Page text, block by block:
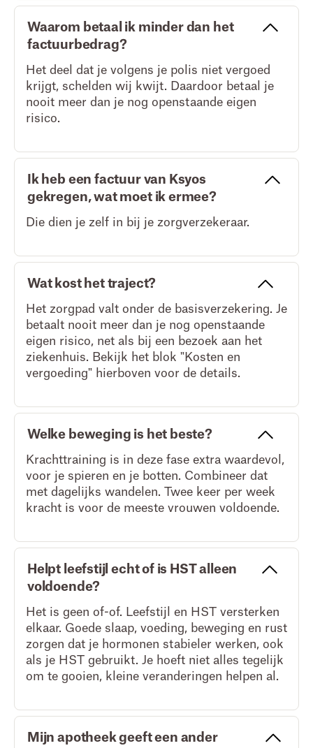
Waarom betaal ik minder dan het
factuurbedrag?
Het deel dat je volgens je polis niet vergoed
krijgt, schelden wij kwijt. Daardoor betaal je
nooit meer dan je nog openstaande eigen
risico.
Ik heb een factuur van Ksyos
gekregen, wat moet ik ermee?
Die dien je zelf in bij je zorgverzekeraar.
Wat kost het traject?
Het zorgpad valt onder de basisverzekering. Je
betaalt nooit meer dan je nog openstaande
eigen risico, net als bij een bezoek aan het
ziekenhuis. Bekijk het blok "Kosten en
vergoeding" hierboven voor de details.
Welke beweging is het beste?
Krachttraining is in deze fase extra waardevol,
voor je spieren en je botten. Combineer dat
met dagelijks wandelen. Twee keer per week
kracht is voor de meeste vrouwen voldoende.
Helpt leefstijl echt of is HST alleen
voldoende?
Het is geen of-of. Leefstijl en HST versterken
elkaar. Goede slaap, voeding, beweging en rust
zorgen dat je hormonen stabieler werken, ook
als je HST gebruikt. Je hoeft niet alles tegelijk
om te gooien, kleine veranderingen helpen al.
Mijn apotheek geeft een ander